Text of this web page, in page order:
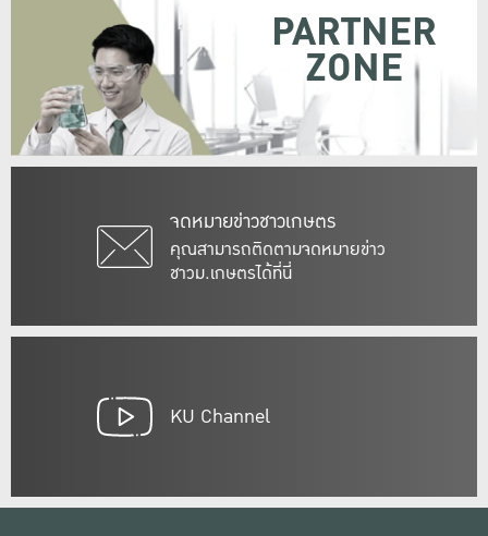
จดหมายข่าวชาวเกษตร
คุณสามารถติดตามจดหมายข่าว
ชาวม.เกษตรได้ที่นี่
PARTNER
ZONE
KU Channel